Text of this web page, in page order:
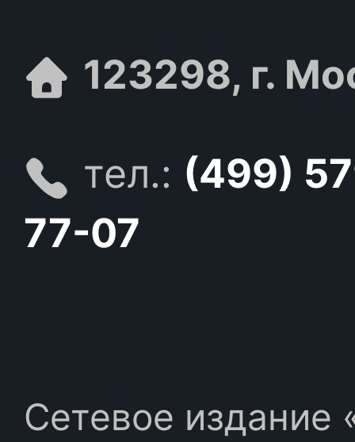
123298, г.
тел.: (499)
77-07
Сетевое издание